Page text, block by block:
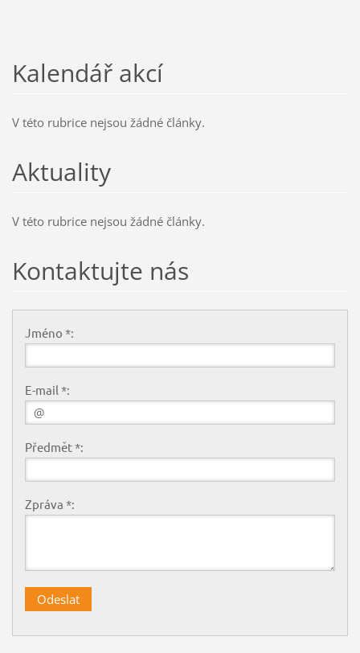
Kalendář akcí
V této rubrice nejsou žádné články.
Aktuality
V této rubrice nejsou žádné články.
Kontaktujte nás
Jméno *:
E-mail *:
Předmět *:
Zpráva *: